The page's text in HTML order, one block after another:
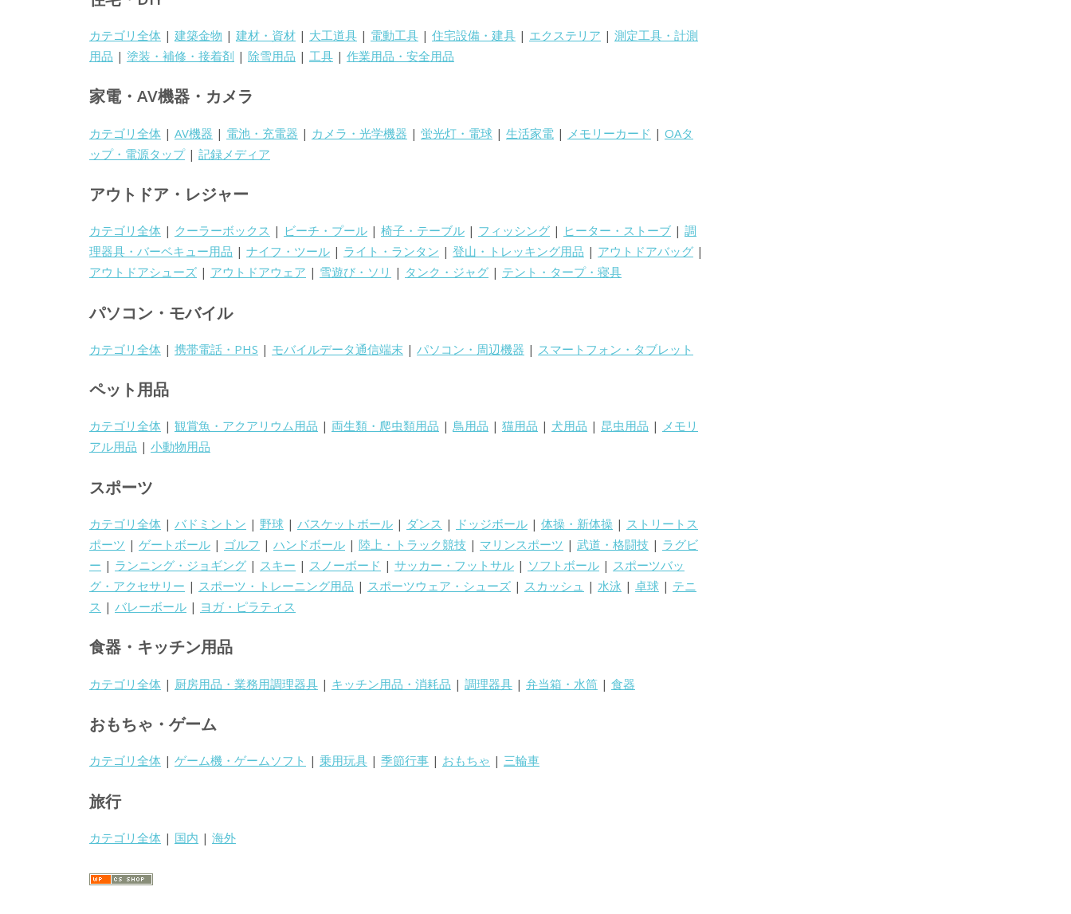
カテゴリ全体 | 建築金物 | 建材・資材 | 大工道具 | 電動工具 | 住宅設備・建具 | エクステリア | 測定工具・計測
用品 | 塗装・補修・接着剤 | 除雪用品 | 工具 | 作業用品・安全用品
家電・AV機器・カメラ
カテゴリ全体 | AV機器 | 電池・充電器 | カメラ・光学機器 | 蛍光灯・電球 | 生活家電 | メモリーカード | OAタ
ップ・電源タップ| 記録メディア
アウトドア・レジャー
カテゴリ全体 | クーラーボックス | ビーチ・プール | 椅子・テーブル | フィッシング | ヒーター・ストーブ | 調
理器具・バーベキュー用品 | ナイフ・ツール | ライト・ランタン | 登山・トレッキング用品 | アウトドアバッグ |
アウトドアシューズ | アウトドアウェア | 雪遊び・ソリ | タンク・ジャグ | テント・タープ・寝具
パソコン・モバイル
カテゴリ全体 | 携帯電話・PHS | モバイルデータ通信端末 | パソコン・周辺機器 | スマートフォン・タブレット
ペット用品
カテゴリ全体 | 観賞魚・アクアリウム用品 | 両生類・爬虫類用品 | 鳥用品 | 猫用品 | 犬用品 | 昆虫用品 | メモリ
アル用品 | 小動物用品
スポーツ
カテゴリ全体 | バドミントン | 野球 | バスケットボール | ダンス | ドッジボール | 体操・新体操 | ストリートス
ポーツ | ゲートボール | ゴルフ | ハンドボール | 陸上・トラック競技 | マリンスポーツ | 武道・格闘技 | ラグビ
ー | ランニング・ジョギング | スキー | スノーボード | サッカー・フットサル | ソフトボール | スポーツバッ
グ・アクセサリー | スポーツ・トレーニング用品 | スポーツウェア・シューズ | スカッシュ | 水泳 | 卓球 | テニ
ス | バレーボール | ヨガ・ピラティス
食器・キッチン用品
カテゴリ全体 | 厨房用品・業務用調理器具 | キッチン用品・消耗品 | 調理器具 | 弁当箱・水筒 | 食器
おもちゃ・ゲーム
カテゴリ全体 | ゲーム機・ゲームソフト | 乗用玩具 | 季節行事 | おもちゃ | 三輪車
旅行
カテゴリ全体 | 国内 | 海外